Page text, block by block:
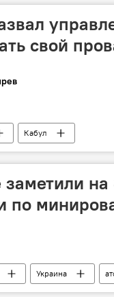
свой
Кабул
по
Украина